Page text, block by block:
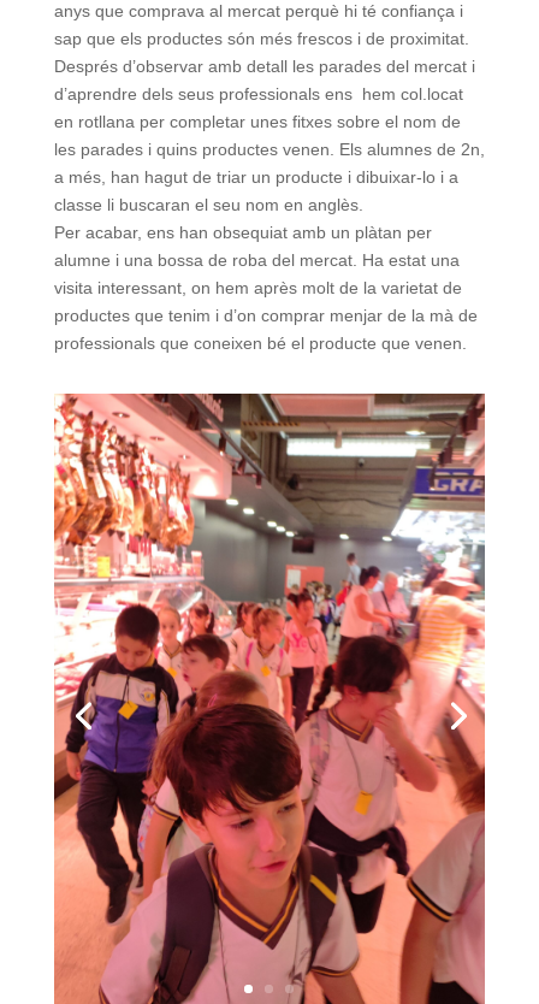
anys que comprava al mercat perquè hi té confiança i
sap que els productes són més frescos i de proximitat.
Després d’observar amb detall les parades del mercat i
d’aprendre dels seus professionals ens hem col.locat
en rotllana per completar unes fitxes sobre el nom de
les parades i quins productes venen. Els alumnes de 2n,
a més, han hagut de triar un producte i dibuixar-lo i a
classe li buscaran el seu nom en anglès.
Per acabar, ens han obsequiat amb un plàtan per
alumne i una bossa de roba del mercat. Ha estat una
visita interessant, on hem après molt de la varietat de
productes que tenim i d’on comprar menjar de la mà de
professionals que coneixen bé el producte que venen.